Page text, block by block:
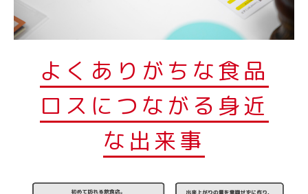
よくありがちな食品
ロスにつながる身近
な出来事